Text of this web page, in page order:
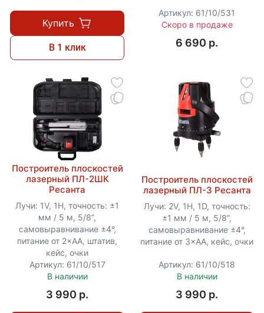
Купить
В 1 клик
Артикул: 61/10/531
Скоро в продаже
6 690 p.
Построитель плоскостей
лазерный ПЛ-2ШК
Ресанта
Лучи: 1V, 1H, точность: ±1
мм / 5 м, 5/8”,
самовыравнивание ±4°,
питание от 2×АА, штатив,
кейс, очки
Артикул: 61/10/517
В наличии
3 990 p.
Построитель плоскостей
лазерный ПЛ-3 Ресанта
Лучи: 2V, 1H, 1D, точность:
±1 мм / 5 м, 5/8”,
самовыравнивание ±4°,
питание от 3×АА, кейс, очки
Артикул: 61/10/518
В наличии
3 990 p.